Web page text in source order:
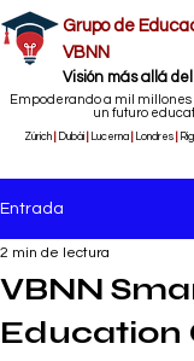
Grupo de
VBNN
​Visión más allá
Empoderando a mil
un futuro
Zúrich Dubái Lucerna Londres
Entrada
VBNN
Education
2 min de lectura